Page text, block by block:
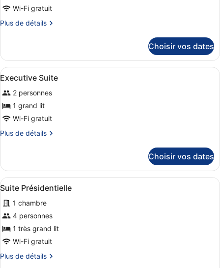
pour
ce
type
chambre :
Deluxe
King
Wi-Fi gratuit
Plus de détails
Plus
le
type
de
Deluxe
King
Room
Choisir vos dates
Afficher
toutes
les
photos
pour
ce
type
chambre :
Executive
Suite
Minibar, coffres-forts dans les
7
Executive Suite
2 personnes
1 grand lit
Wi-Fi gratuit
Plus de détails
Plus
le
type
de
Executive
Suite
Choisir vos dates
Afficher
toutes
les
photos
pour
ce
de
Un hall d’hôtel moderne avec un
1
Suite Présidentielle
1 chambre
4 personnes
1 très grand lit
Wi-Fi gratuit
Plus de détails
Plus